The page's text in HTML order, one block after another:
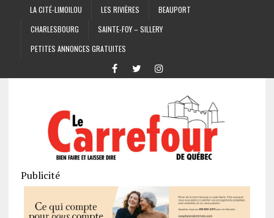
LA CITÉ-LIMOILOU LES RIVIÈRES
BEAUPORT
CHARLESBOURG
SAINTE-FOY – SILLERY
PETITES ANNONCES GRATUITES
Publicité